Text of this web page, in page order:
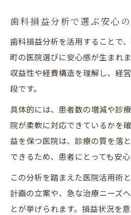
歯科損益分析で選ぶ安心
歯科損益分析を活用することで
町の医院選びに安心感が生まれ
収益性や経費構造を理解し、経
段です。
具体的には、患者数の増減や診
院が柔軟に対応できているかを
益を保つ医院は、診療の質を落
できるため、患者にとっても安心
この分析を踏まえた医院活用術
計画の立案や、急な治療ニーズ
とが挙げられます。損益状況を